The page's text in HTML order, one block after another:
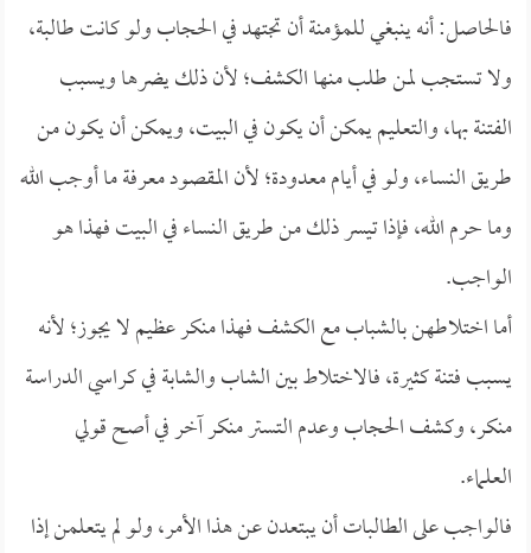
فالحاصل: أنه ينبغي للمؤمنة أن تجتهد في الحجاب ولو كانت طالبة،
ولا تستجب لمن طلب منها الكشف؛ لأن ذلك يضرها ويسبب
الفتنة بها، والتعليم يمكن أن يكون في البيت، ويمكن أن يكون من
طريق النساء، ولو في أيام معدودة؛ لأن المقصود معرفة ما أوجب الله
وما حرم الله، فإذا تيسر ذلك من طريق النساء في البيت فهذا هو
الواجب.
أما اختلاطهن بالشباب مع الكشف فهذا منكر عظيم لا يجوز؛ لأنه
يسبب فتنة كثيرة، فالاختلاط بين الشاب والشابة في كراسي الدراسة
منكر، وكشف الحجاب وعدم التستر منكر آخر في أصح قولي
العلماء.
فالواجب على الطالبات أن يبتعدن عن هذا الأمر، ولو لم يتعلمن إذا